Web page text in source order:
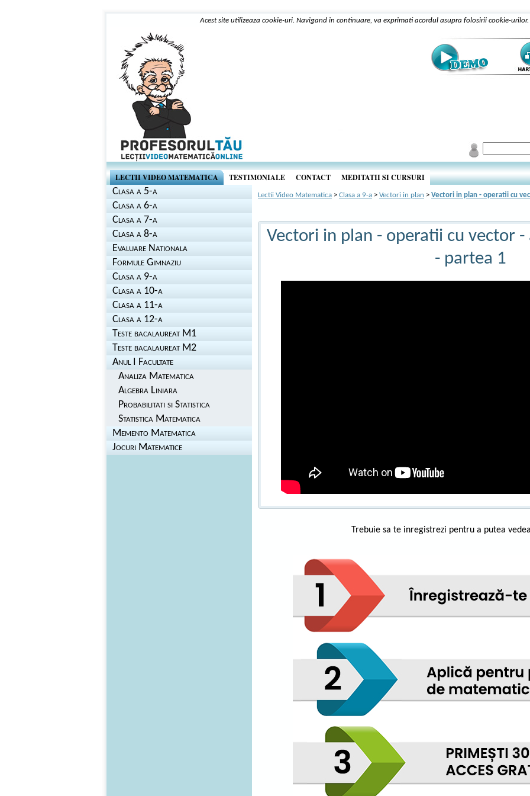
Acest site utilizeaza cookie-uri. Navigand in continuare, va exprimati acordul asupra folosirii cookie-
LECTII VIDEO MATEMATICA TESTIMONIALE CONTACT MEDITATII SI CURSURI
Clasa a 5-a
Clasa a 6-a
Clasa a 7-a
Clasa a 8-a
Evaluare Nationala
Formule Gimnaziu
Clasa a 9-a
Clasa a 10-a
Clasa a 11-a
Clasa a 12-a
Teste bacalaureat M1
Teste bacalaureat M2
Anul I Facultate
Analiza Matematica
Algebra Liniara
Probabilitati si Statistica
Statistica Matematica
Memento Matematica
Jocuri Matematice
Lectii Video Matematica > Clasa a 9-a > Vectori in plan > Vectori in plan - operatii cu
Vectori in plan - operatii cu vector
- partea 1
Trebuie sa te inregistrezi pentru a putea